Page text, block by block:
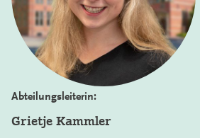
Abteilungsleiterin:
Grietje Kammler